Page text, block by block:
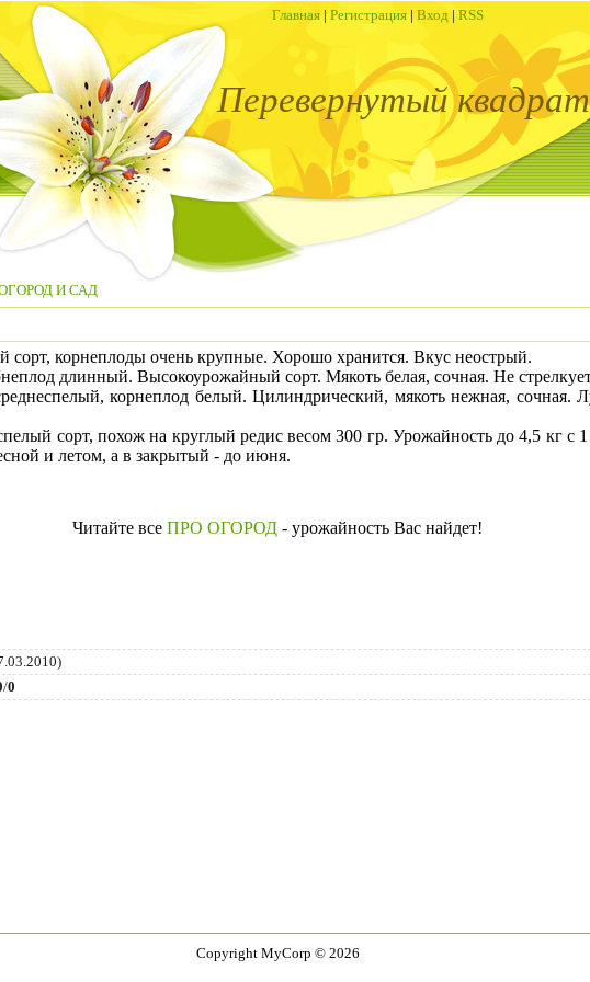
Главная | Регистрация | Вход | RSS
Перевернутый квадрат
И САД
сорт, корнеплоды очень крупные. Хорошо хранится. Вкус неострый.
длинный. Высокоурожайный сорт. Мякоть белая, сочная. Не
корнеплод белый. Цилиндрический, мякоть нежная, сочная.
сорт, похож на круглый редис весом 300 гр. Урожайность до 4,5 кг с
и летом, а в закрытый - до июня.
Читайте все ПРО ОГОРОД - урожайность Вас найдет!
/0
Copyright MyCorp © 2026